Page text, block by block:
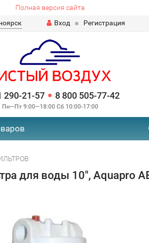
Полная версия сайта
Вход Регистрация
290-21-57 8 800 505-77-42
Пн—Пт 9:00—18:00 Сб 10:00-17:00
для воды 10", Aquapro